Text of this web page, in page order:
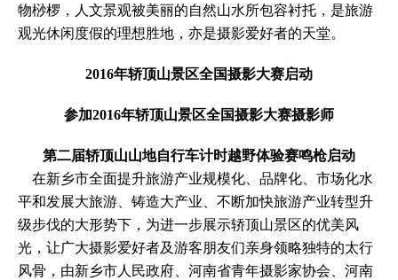
物桫椤，人文景观被美丽的自然山水所包容衬托，是旅游
观光休闲度假的理想胜地，亦是摄影爱好者的天堂。
2016年轿顶山景区全国摄影大赛启动
参加2016年轿顶山景区全国摄影大赛摄影师
第二届轿顶山山地自行车计时越野体验赛鸣枪启动
在新乡市全面提升旅游产业规模化、品牌化、市场化水
平和发展大旅游、铸造大产业、不断加快旅游产业转型升
级步伐的大形势下，为进一步展示轿顶山景区的优美风
光，让广大摄影爱好者及游客朋友们亲身领略独特的太行
风骨，由新乡市人民政府、河南省青年摄影家协会、河南